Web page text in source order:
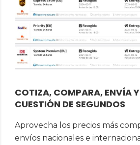
COTIZA, COMPARA, ENVÍA
CUESTIÓN DE SEGUNDOS
Aprovecha los precios más
envíos nacionales e